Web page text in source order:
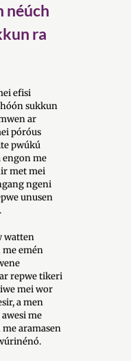
néúch
ra
efisi
sukkun
ar
póróus
pwúkú
engon me
met mei
ngeni
unusen
watten
emén
repwe tikeri
mei wor
a men
me
aramasen